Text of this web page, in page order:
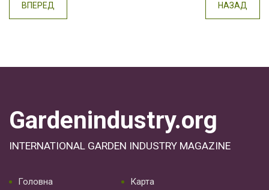
ВПЕРЕД НАЗАД
Gardenindustry.org
INTERNATIONAL GARDEN INDUSTRY MAGAZINE
Головна
Карта